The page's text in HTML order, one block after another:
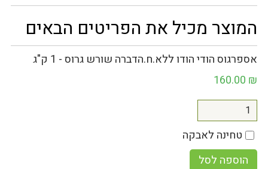
המוצר מכיל את הפריטים הבאים
אספרגוס הודי הודו ללא.ח.הדברה שורש גרוס - 1 ק"ג
160.00 ₪
טחינה לאבקה
הוספה לסל